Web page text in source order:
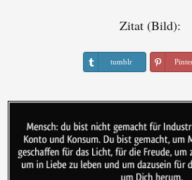
Zitat (Bild):
tumblr